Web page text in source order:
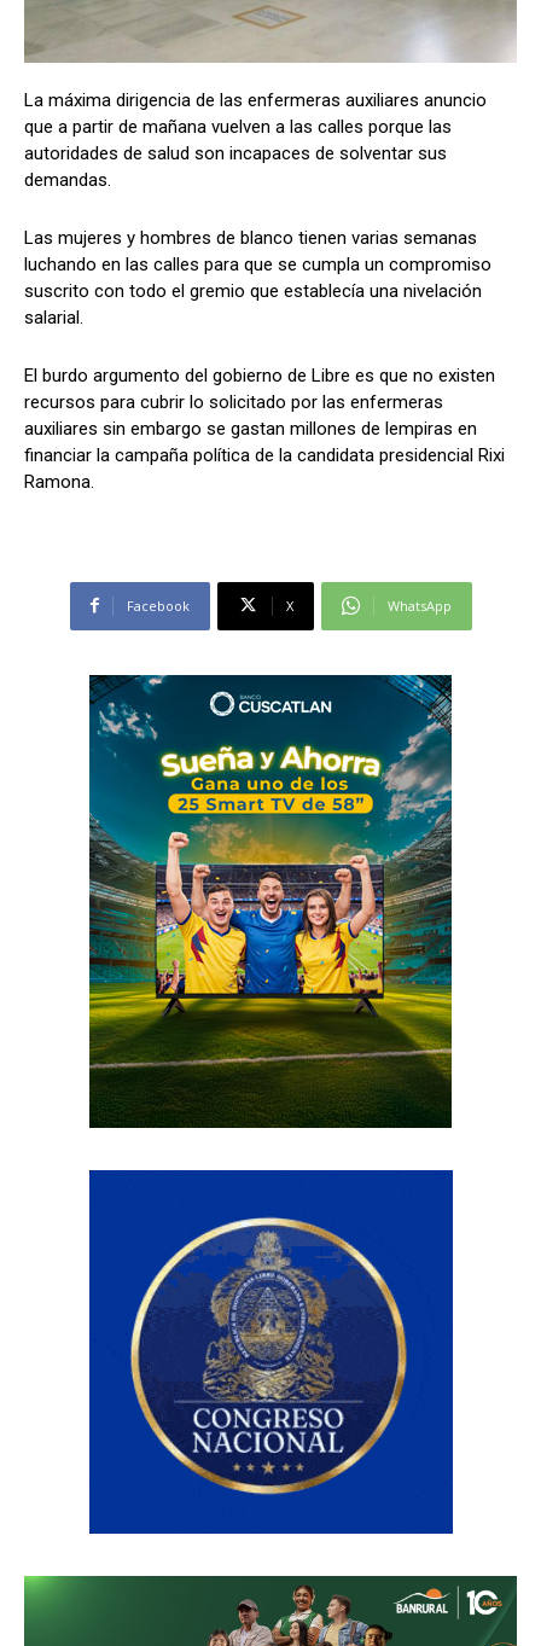
Comparta
Facebook X WhatsApp
Síganos
Comparta
Facebook X WhatsApp
Síganos
La máxima dirigencia de las enfermeras auxiliares anuncio
que a partir de mañana vuelven a las calles porque las
autoridades de salud son incapaces de solventar sus
demandas.
Las mujeres y hombres de blanco tienen varias semanas
luchando en las calles para que se cumpla un compromiso
suscrito con todo el gremio que establecía una nivelación
salarial.
El burdo argumento del gobierno de Libre es que no existen
recursos para cubrir lo solicitado por las enfermeras
auxiliares sin embargo se gastan millones de lempiras en
financiar la campaña política de la candidata presidencial Rixi
Ramona.
Facebook X WhatsApp